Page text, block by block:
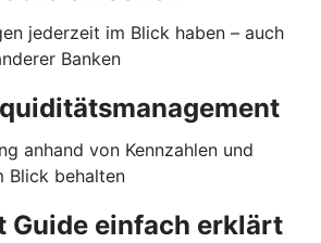
jederzeit im Blick haben – auch
Banken
anhand von Kennzahlen und
Blick behalten
Guide einfach erklärt